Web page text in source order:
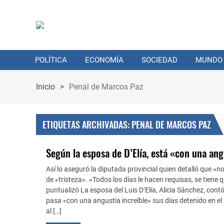
POLÍTICA ECONOMÍA SOCIEDAD MUNDO
Inicio > Penal de Marcos Paz
ETIQUETAS ARCHIVADAS: PENAL DE MARCOS PAZ
Según la esposa de D’Elía, está «con una
Así lo aseguró la diputada provincial quien detalló que
de «tristeza». «Todos los días le hacen requisas, se tiene
puntualizó La esposa del Luis D’Elía, Alicia Sánchez,
pasa «con una angustia increíble» sus días detenido en
al […]